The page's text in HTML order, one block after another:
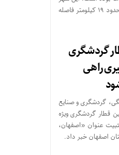
با رشت حدود ۹۰ کیلومتر و با منجیل حدود ۱۹ کیلومتر فاصله
گردشگری
راهی
گردشگری و صنایع
قطار گردشگری ویژه
عنوان «اصفهان،
اصفهان خبر داد.